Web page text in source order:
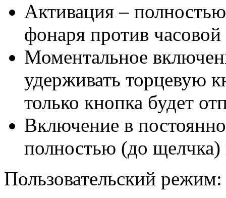
Активация –
фонаря против часовой
Моментальное
удерживать торцевую
только кнопка будет
Включение в
полностью (до
Пользовательский режим: